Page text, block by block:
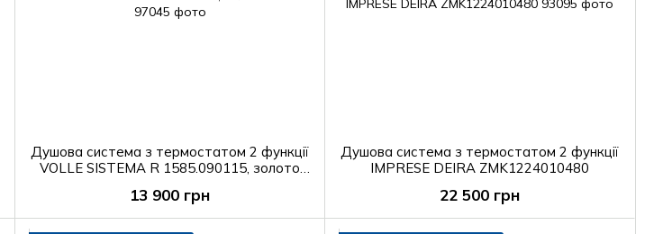
Душова система з термостатом 2 функції
VOLLE SISTEMA R 1585.090115, золото
13 900 грн
Душова система з термостатом 2 функції
IMPRESE DEIRA ZMK1224010480
22 500 грн